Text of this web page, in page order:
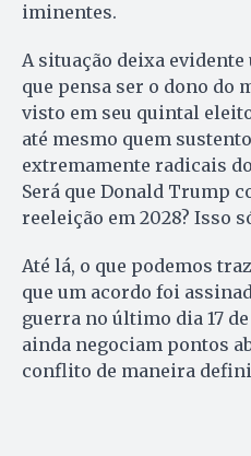
iminentes.
A situação deixa
que pensa ser o dono do
visto em seu quintal
até mesmo quem
extremamente radicais
Será que Donald Trump
reeleição em 2028? Isso
Até lá, o que podemos
que um acordo foi
guerra no último dia 17
ainda negociam pontos
conflito de maneira